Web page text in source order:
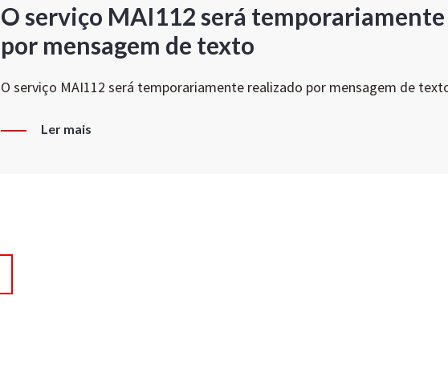
O serviço MAI112 será
por mensagem de texto
O serviço MAI112 será temporariamente realizado por mensagem de
Ler mais